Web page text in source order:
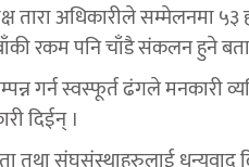
तारा अधिकारीले सम्मेलनमा
रकम पनि चाँडै संकलन हुने
गर्न स्वस्फूर्त ढंगले मनकारी
दिईन् ।